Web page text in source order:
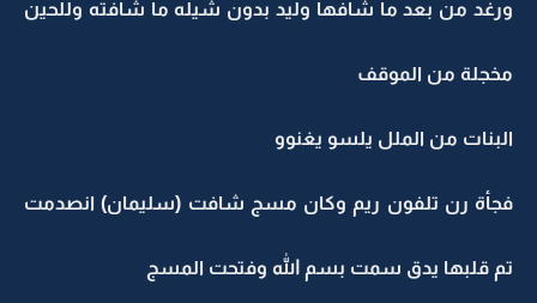
ورغد من بعد ما شافها وليد بدون شيله ما شافته وللحين
مخجلة من الموقف
البنات من الملل يلسو يغنوو
فجأة رن تلفون ريم وكان مسج شافت (سليمان) انصدمت
تم قلبها يدق سمت بسم الله وفتحت المسج